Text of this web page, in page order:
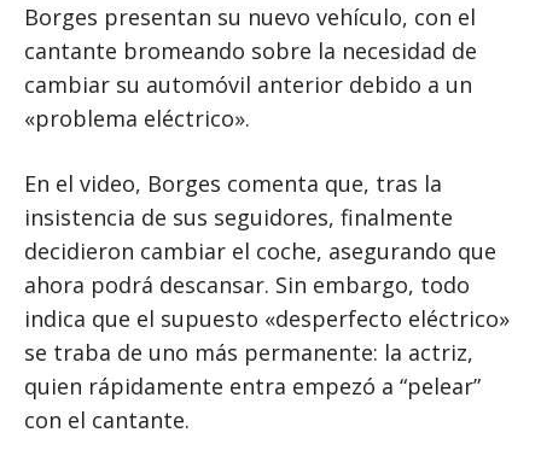
Borges presentan su nuevo vehículo, con el
cantante bromeando sobre la necesidad de
cambiar su automóvil anterior debido a un
«problema eléctrico».
En el video, Borges comenta que, tras la
insistencia de sus seguidores, finalmente
decidieron cambiar el coche, asegurando que
ahora podrá descansar. Sin embargo, todo
indica que el supuesto «desperfecto eléctrico»
se traba de uno más permanente: la actriz,
quien rápidamente entra empezó a “pelear”
con el cantante.